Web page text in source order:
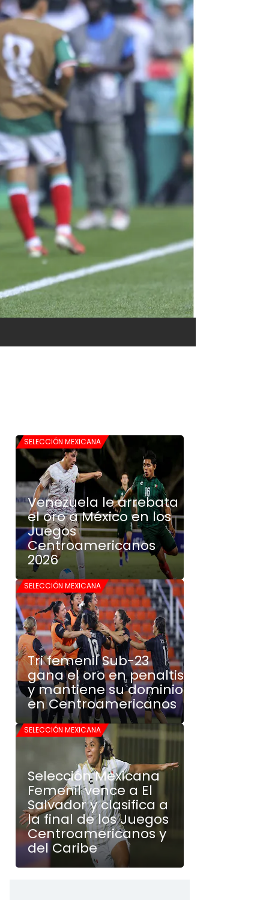
SELECCIÓN MEXICANA
Venezuela le arrebata
el oro a México en los
Juegos
Centroamericanos
2026
SELECCIÓN MEXICANA
Tri femenil Sub-23
gana el oro en penaltis
y mantiene su dominio
en Centroamericanos
SELECCIÓN MEXICANA
Selección Mexicana
Femenil vence a El
Salvador y clasifica a
la final de los Juegos
Centroamericanos y
del Caribe